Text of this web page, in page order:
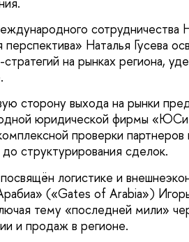
Наталья Гусева
на рынках региона,
сторону выхода на рынки
юридической фирмы
проверки
до структурирования сделок.
логистике и
(«Gates of Arabia») Игорь
тему «последней мили»
и продаж в регионе.